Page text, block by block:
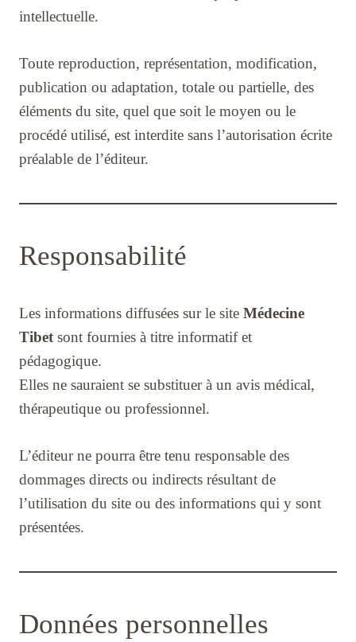
intellectuelle.
Toute reproduction, représentation, modification,
publication ou adaptation, totale ou partielle, des
éléments du site, quel que soit le moyen ou le
procédé utilisé, est interdite sans l’autorisation écrite
préalable de l’éditeur.
Responsabilité
Les informations diffusées sur le site Médecine
Tibet sont fournies à titre informatif et
pédagogique.
Elles ne sauraient se substituer à un avis médical,
thérapeutique ou professionnel.
L’éditeur ne pourra être tenu responsable des
dommages directs ou indirects résultant de
l’utilisation du site ou des informations qui y sont
présentées.
Données personnelles